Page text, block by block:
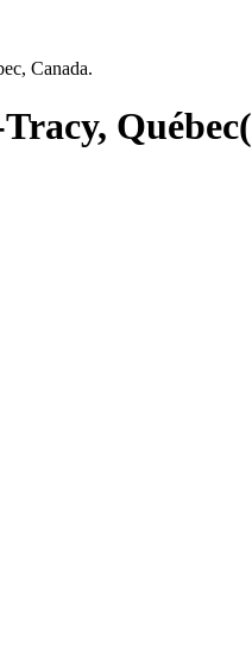
Canada.
Québec(